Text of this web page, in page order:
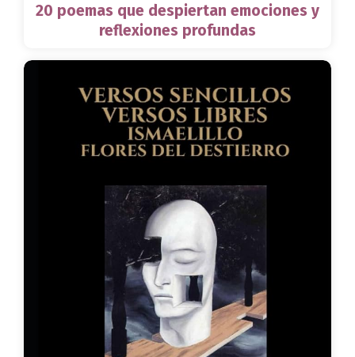
20 poemas que despiertan emociones y
reflexiones profundas